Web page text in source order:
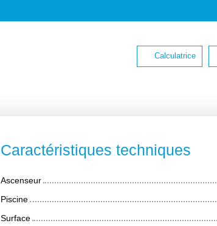
Calculatrice
Caractéristiques techniques
Ascenseur
Piscine
Surface